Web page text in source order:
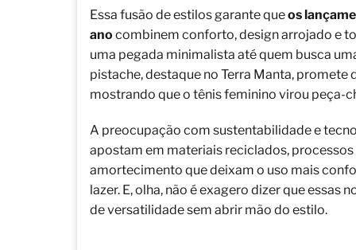
Essa fusão de estilos garante queos
ano combinem conforto, design arrojado e
uma pegada minimalista até quem busca
pistache, destaque no Terra Manta,
mostrando que o tênis feminino virou peça-
A preocupação com sustentabilidade e
apostam em materiais reciclados,
amortecimento que deixam o uso mais
lazer. E, olha, não é exagero dizer que
de versatilidade sem abrir mão do estilo.